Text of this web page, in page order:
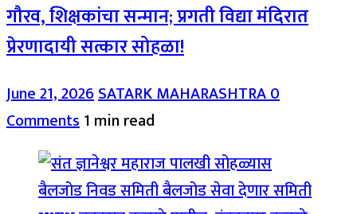
गौरव, शिक्षकांचा सन्मान; प्रगती विद्या मंदिरात
प्रेरणादायी सत्कार सोहळा!
June 21, 2026SATARK MAHARASHTRA0
Comments1 min read